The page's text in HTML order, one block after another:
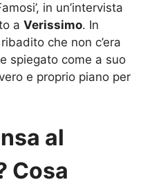
in un’intervista
a Verissimo. In
che non c’era
spiegato come a suo
e proprio piano per
al
Cosa